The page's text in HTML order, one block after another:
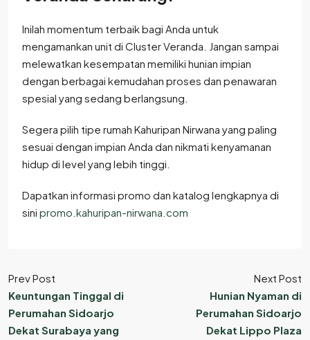
Inilah momentum terbaik bagi Anda untuk
mengamankan unit di Cluster Veranda. Jangan sampai
melewatkan kesempatan memiliki hunian impian
dengan berbagai kemudahan proses dan penawaran
spesial yang sedang berlangsung.
Segera pilih tipe rumah Kahuripan Nirwana yang paling
sesuai dengan impian Anda dan nikmati kenyamanan
hidup di level yang lebih tinggi.
Dapatkan informasi promo dan katalog lengkapnya di
sini promo.kahuripan-nirwana.com
Prev Post
Keuntungan Tinggal di
Perumahan Sidoarjo
Dekat Surabaya yang
Next Post
Hunian Nyaman di
Perumahan Sidoarjo
Dekat Lippo Plaza